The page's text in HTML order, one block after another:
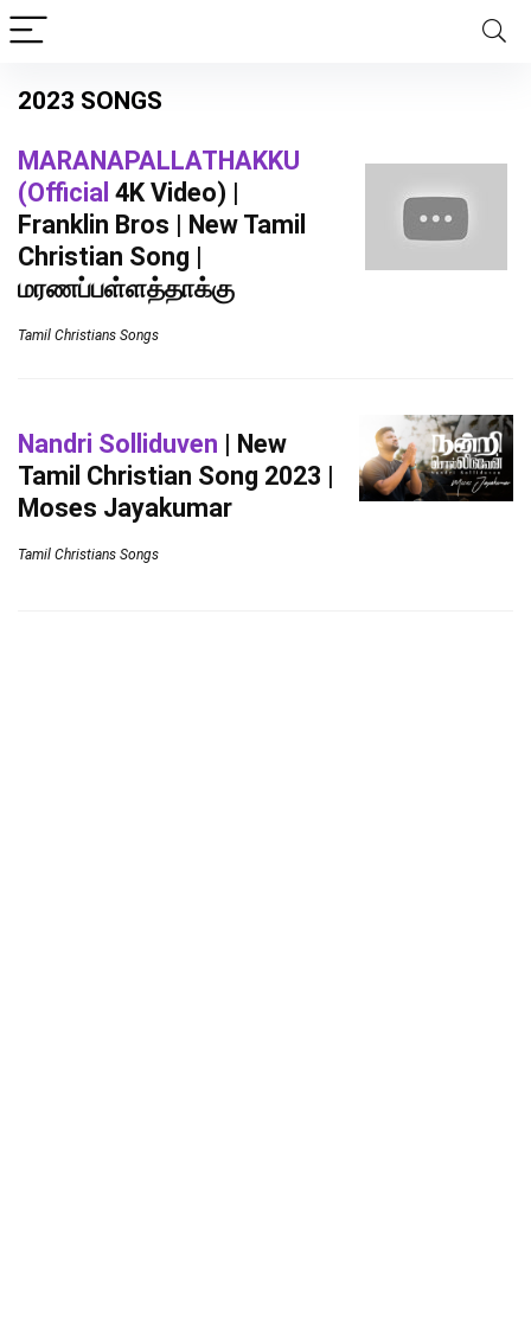
2023 SONGS
MARANAPALLATHAKKU
(Official 4K Video) |
Franklin Bros | New Tamil
Christian Song |
மரணப்பள்ளத்தாக்கு
Tamil Christians Songs
Nandri Solliduven | New
Tamil Christian Song 2023 |
Moses Jayakumar
Tamil Christians Songs